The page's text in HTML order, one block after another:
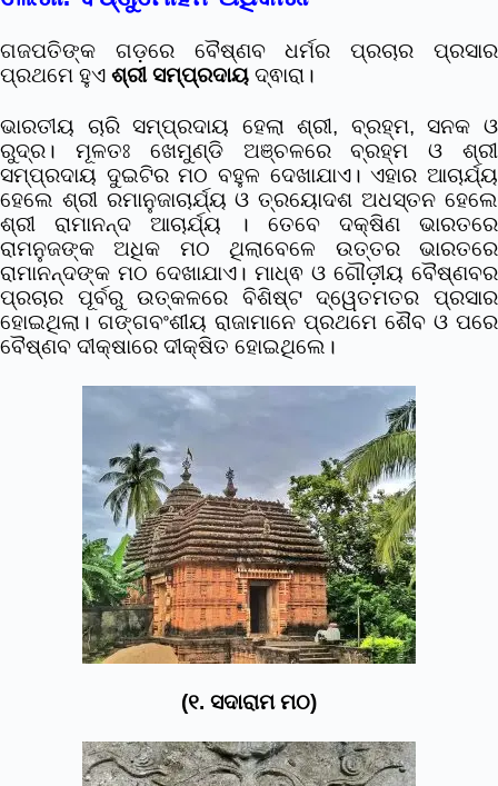
ଗଜପତିଙ୍କ ଗଡ଼ରେ ବୈଷ୍ଣବ ଧର୍ମର ପ୍ରଚାର ପ୍ରସାର
ପ୍ରଥମେ ହୁଏ ଶ୍ରୀ ସମ୍ପ୍ରଦାୟ ଦ୍ଵାରା।
ଭାରତୀୟ ଚାରି ସମ୍ପ୍ରଦାୟ ହେଲା ଶ୍ରୀ, ବ୍ରହ୍ମ, ସନକ ଓ
ରୁଦ୍ର। ମୂଳତଃ ଖେମୁଣ୍ଡି ଅଞ୍ଚଳରେ ବ୍ରହ୍ମ ଓ ଶ୍ରୀ
ସମ୍ପ୍ରଦାୟ ଦୁଇଟିର ମଠ ବହୁଳ ଦେଖାଯାଏ। ଏହାର ଆଚାର୍ଯ୍ୟ
ହେଲେ ଶ୍ରୀ ରମାନୁଜାଚାର୍ଯ୍ୟ ଓ ତ୍ରୟୋଦଶ ଅଧସ୍ତନ ହେଲେ
ଶ୍ରୀ ରାମାନନ୍ଦ ଆଚାର୍ଯ୍ୟ । ତେବେ ଦକ୍ଷିଣ ଭାରତରେ
ରାମନୁଜଙ୍କ ଅଧିକ ମଠ ଥିଲାବେଳେ ଉତ୍ତର ଭାରତରେ
ରାମାନନ୍ଦଙ୍କ ମଠ ଦେଖାଯାଏ। ମାଧ୍ଵ ଓ ଗୌଡ଼ୀୟ ବୈଷ୍ଣବର
ପ୍ରଚାର ପୂର୍ବରୁ ଉତ୍କଳରେ ବିଶିଷ୍ଟ ଦ୍ୱେତମତର ପ୍ରସାର
ହୋଇଥିଲା। ଗଙ୍ଗବଂଶୀୟ ରାଜାମାନେ ପ୍ରଥମେ ଶୈବ ଓ ପରେ
ବୈଷ୍ଣବ ଦୀକ୍ଷାରେ ଦୀକ୍ଷିତ ହୋଇଥିଲେ।
(୧. ସଦାରାମ ମଠ)